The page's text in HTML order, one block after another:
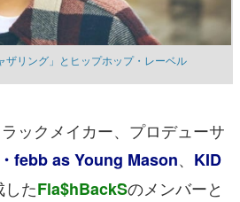
ザリング」とヒップホップ・レーベル
ックメイカー、プロデューサ
febb as Young Mason、 KID
したFla$hBackSのメンバーと